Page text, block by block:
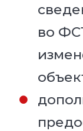
во